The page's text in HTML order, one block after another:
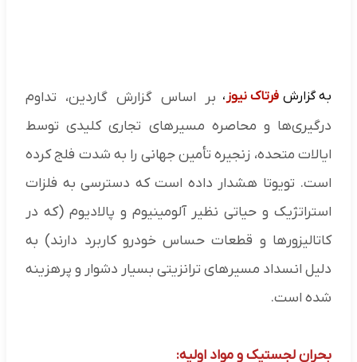
به گزارش فرتاک نیوز ، بر اساس گزارش گاردین، تداوم
درگیری‌ها و محاصره مسیرهای تجاری کلیدی توسط
ایالات متحده، زنجیره تأمین جهانی را به شدت فلج کرده
است. تویوتا هشدار داده است که دسترسی به فلزات
استراتژیک و حیاتی نظیر آلومینیوم و پالادیوم (که در
کاتالیزورها و قطعات حساس خودرو کاربرد دارند) به
دلیل انسداد مسیرهای ترانزیتی بسیار دشوار و پرهزینه
شده است.
بحران لجستیک و مواد اولیه: